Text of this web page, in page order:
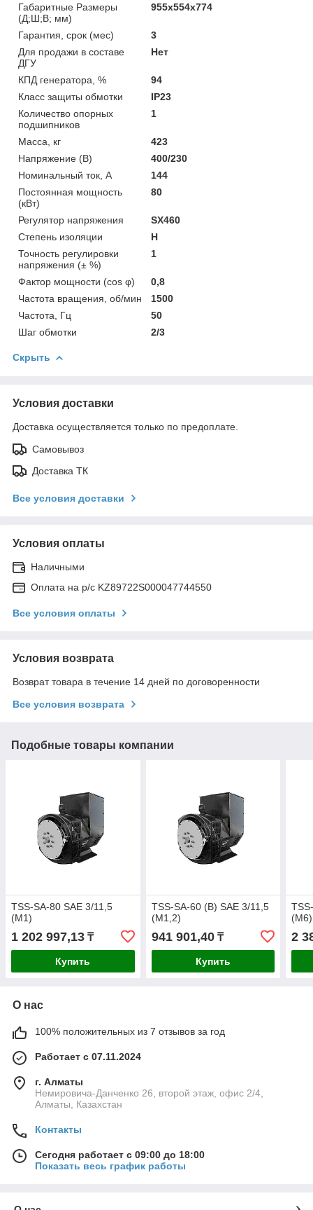
Габаритные Размеры
(Д;Ш;В; мм)
955х554х774
Гарантия, срок (мес)
3
Для продажи в составе
ДГУ
Нет
КПД генератора, %
94
Класс защиты обмотки
IP23
Количество опорных
подшипников
1
Масса, кг
423
Напряжение (В)
400/230
Номинальный ток, А
144
Постоянная мощность
(кВт)
80
Регулятор напряжения
SX460
Степень изоляции
H
Точность регулировки
напряжения (± %)
1
Фактор мощности (cos φ)
0,8
Частота вращения, об/мин
1500
Частота, Гц
50
Шаг обмотки
2/3
Скрыть
Условия доставки
Доставка осуществляется только по предоплате.
Самовывоз
Доставка ТК
Все условия доставки
Условия оплаты
Наличными
Оплата на р/с KZ89722S000047744550
Все условия оплаты
Условия возврата
Возврат товара в течение 14 дней по договоренности
Все условия возврата
Подобные товары компании
TSS-SA-80 SAE 3/11,5
(М1)
1 202 997,13 ₸
Купить
TSS-SA-60 (B) SAE 3/11,5
(М1,2)
941 901,40₸
Купить
(М6)
2
О нас
100% положительных из 7 отзывов за год
Работает с 07.11.2024
г. Алматы
Немировича-Данченко 26, второй этаж, офис 2/4,
Алматы, Казахстан
Контакты
Сегодня работает с 09:00 до 18:00
Показать весь график работы